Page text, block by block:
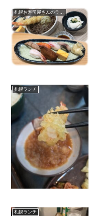
札幌ランチ
札幌ランチ